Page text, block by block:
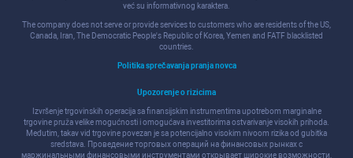
već su informativnog karaktera.
The company does not serve or provide services to customers who are residents of the US,
Canada, Iran, The Democratic People's Republic of Korea, Yemen and FATF blacklisted
countries.
Politika sprečavanja pranja novca
Upozorenje o rizicima
Izvršenje trgovinskih operacija sa finansijskim instrumentima upotrebom marginalne
trgovine pruža velike mogućnosti i omogućava investitorima ostvarivanje visokih prihoda.
Međutim, takav vid trgovine povezan je sa potencijalno visokim nivoom rizika od gubitka
sredstava. Проведение торговых операций на финанcовых рынках c
маржинальными финанcовыми инcтрументами открывает широкие возможноcти,